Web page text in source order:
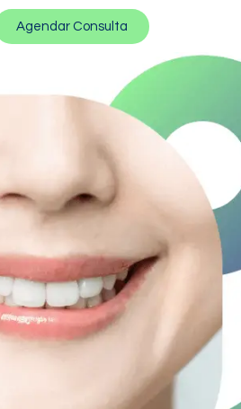
Agendar Consulta